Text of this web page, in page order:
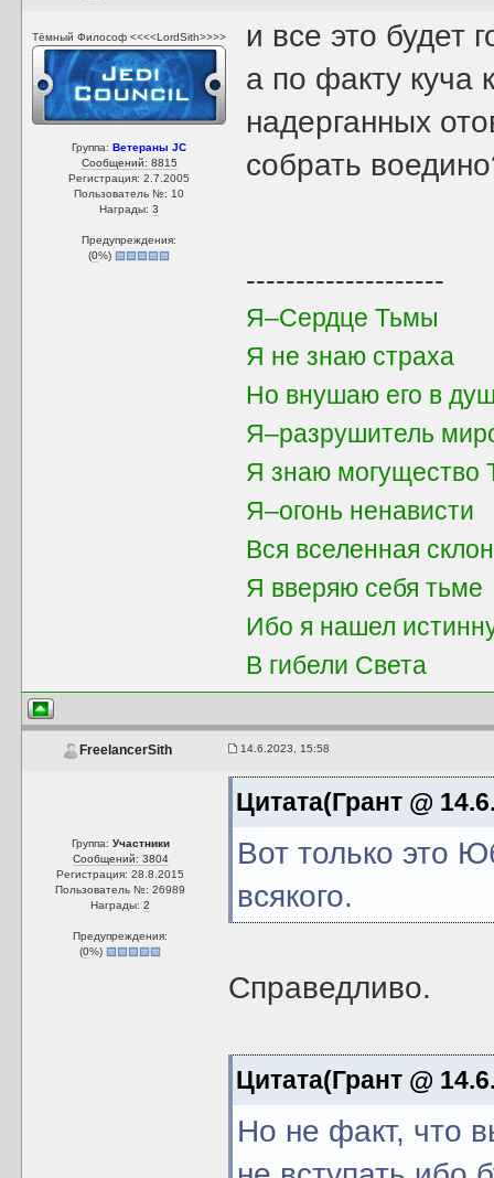
Тёмный Философ <<<<LordSith>>>>
Группа:Ветераны JC
Сообщений: 8815
Регистрация: 2.7.2005
Пользователь №: 10
Награды:3
Предупреждения:
(0%)
и все это будет
а по факту куча
надерганных
собрать
--------------------
Я–Сердце Тьмы
Я не знаю страха
Но внушаю его в
Я–разрушитель
Я знаю могущество
Я–огонь ненависти
Вся вселенная
Я вверяю себя тьме
Ибо я нашел
В гибели Света
FreelancerSith 14.6.2023, 15:58
Группа: Участники
Сообщений: 3804
Регистрация: 28.8.2015
Пользователь №: 26989
Награды:2
Предупреждения:
(0%)
Цитата(Грант @
Вот только это
всякого.
Справедливо.
Цитата(Грант @
Но не факт, что